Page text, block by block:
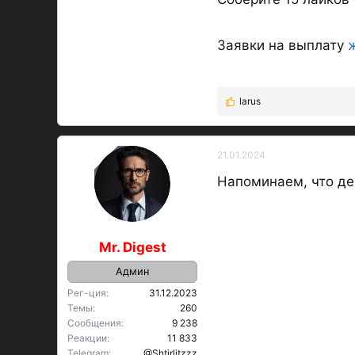
Заявки на выплату
Р
е
а
к
и
larus
OP
Mr. Digest
Админ
Рег-ция
31.12.2023
Темы
260
Сообщения
9 238
Реакции
11 833
Telegram
@Shtirlitzzz
21.01.2024
Напоминаем, что